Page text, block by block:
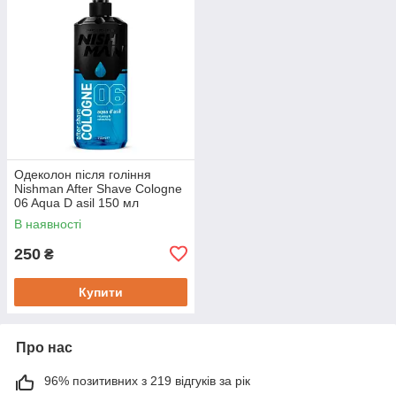
Одеколон після гоління
Nishman After Shave Cologne
06 Aqua D asil 150 мл
В наявності
250 ₴
Купити
Про нас
96% позитивних з 219 відгуків за рік